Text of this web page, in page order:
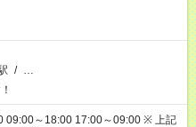
/ …
～18:00 17:00～09:00 ※ 上記